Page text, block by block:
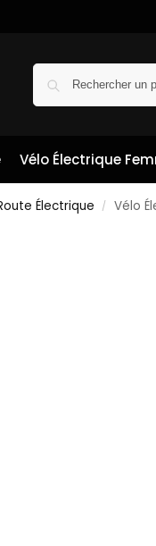
Vélo Électrique
Électrique / Vélo